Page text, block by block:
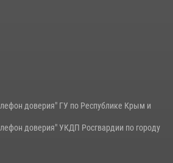
доверия" ГУ по Республике Крым и
доверия" УКДП Росгвардии по городу